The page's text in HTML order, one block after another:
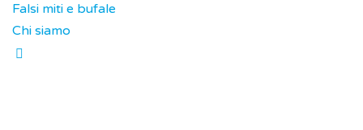
Falsi miti e bufale
Chi siamo